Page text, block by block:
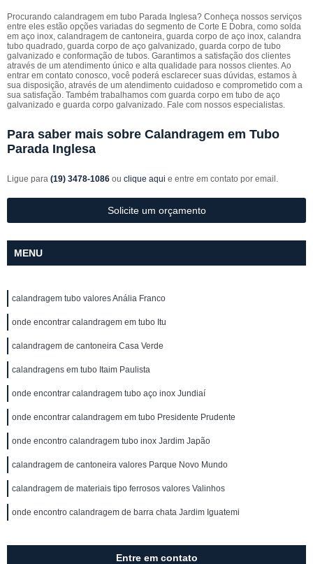
Procurando calandragem em tubo Parada Inglesa? Conheça nossos serviços
entre eles estão opções variadas do segmento de Corte E Dobra, como solda
em aço inox, calandragem de cantoneira, guarda corpo de aço inox, calandra
tubo quadrado, guarda corpo de aço galvanizado, guarda corpo de tubo
galvanizado e conformação de tubos. Garantimos a satisfação dos clientes
através de um atendimento único e alta qualidade para nossos clientes. Ao
entrar em contato conosco, você poderá esclarecer suas dúvidas, estamos à
sua disposição, através de um atendimento cuidadoso e comprometido com a
sua satisfação. Também trabalhamos com guarda corpo em tubo de aço
galvanizado e guarda corpo galvanizado. Fale com nossos especialistas.
Para saber mais sobre Calandragem em Tubo
Parada Inglesa
Ligue para (19) 3478-1086 ou clique aqui e entre em contato por email.
Solicite um orçamento
MENU
calandragem tubo valores Anália Franco
onde encontrar calandragem em tubo Itu
calandragem de cantoneira Casa Verde
calandragens em tubo Itaim Paulista
onde encontrar calandragem tubo aço inox Jundiaí
onde encontrar calandragem em tubo Presidente Prudente
onde encontro calandragem tubo inox Jardim Japão
calandragem de cantoneira valores Parque Novo Mundo
calandragem de materiais tipo ferrosos valores Valinhos
onde encontro calandragem de barra chata Jardim Iguatemi
Entre em contato